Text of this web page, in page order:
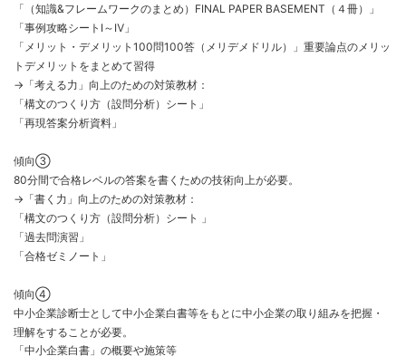
「（知識&フレームワークのまとめ）FINAL PAPER BASEMENT（４冊）」
「事例攻略シートⅠ～Ⅳ」
「メリット・デメリット100問100答（メリデメドリル）」重要論点のメリッ
トデメリットをまとめて習得
→「考える力」向上のための対策教材：
「構文のつくり方（設問分析）シート」
「再現答案分析資料」
傾向③
80分間で合格レベルの答案を書くための技術向上が必要。
→「書く力」向上のための対策教材：
「構文のつくり方（設問分析）シート 」
「過去問演習」
「合格ゼミノート」
傾向④
中小企業診断士として中小企業白書等をもとに中小企業の取り組みを把握・
理解をすることが必要。
「中小企業白書」の概要や施策等